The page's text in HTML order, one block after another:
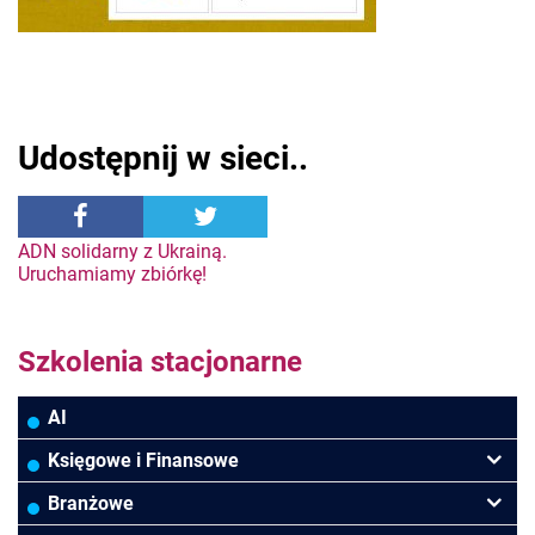
Udostępnij w sieci..
Nawigacja
ADN solidarny z Ukrainą.
Uruchamiamy zbiórkę!
Szkolenia stacjonarne
AI
Księgowe i Finansowe
Podatki VAT/CIT/PIT
Branżowe